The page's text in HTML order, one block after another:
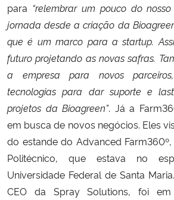
para “relembrar um pouco do
jornada desde a criação da
que é um marco para a startup.
futuro projetando as novas safras.
a empresa para novos
tecnologias para dar suporte e
projetos da Bioagreen”. Já a
em busca de novos negócios. Eles
do estande do Advanced
Politécnico, que estava no
Universidade Federal de Santa
CEO da Spray Solutions, foi